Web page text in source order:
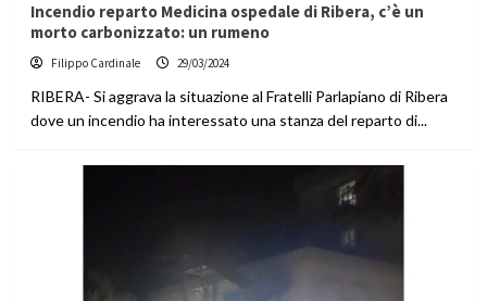
Incendio reparto Medicina ospedale di Ribera, c’è un
morto carbonizzato: un rumeno
Filippo Cardinale 29/03/2024
RIBERA- Si aggrava la situazione al Fratelli Parlapiano di Ribera
dove un incendio ha interessato una stanza del reparto di...